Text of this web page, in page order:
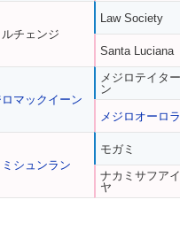
チェンジ
ロマックイーン
シュンラン
Law Society
Santa Luciana
メジロテイター
ン
メジロオーロラ
モガミ
ナカミサフアイ
ヤ